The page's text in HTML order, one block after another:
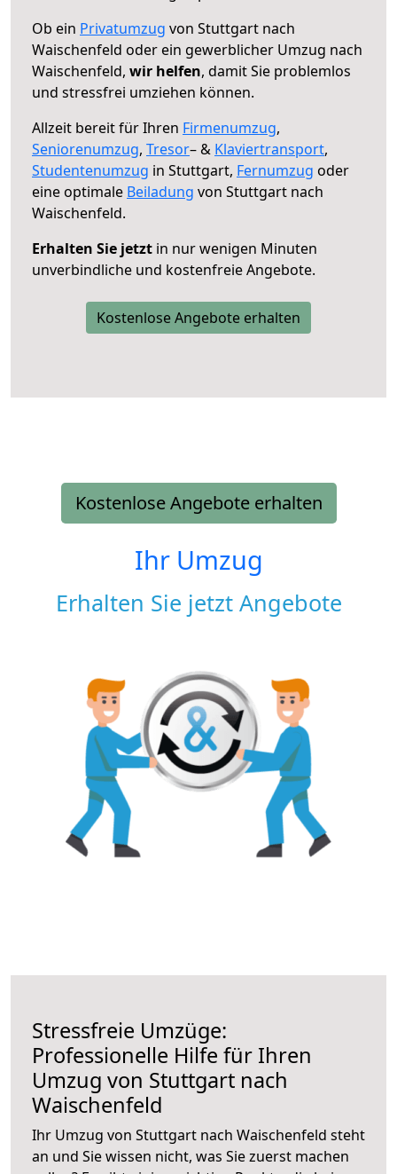
Ob ein Privatumzug von Stuttgart nach
Waischenfeld oder ein gewerblicher Umzug nach
Waischenfeld, wir helfen, damit Sie problemlos
und stressfrei umziehen können.
Allzeit bereit für Ihren Firmenumzug,
Seniorenumzug, Tresor– & Klaviertransport,
Studentenumzug in Stuttgart, Fernumzug oder
eine optimale Beiladung von Stuttgart nach
Waischenfeld.
Erhalten Sie jetzt in nur wenigen Minuten
unverbindliche und kostenfreie Angebote.
Kostenlose Angebote erhalten
Kostenlose Angebote erhalten
Ihr Umzug
Erhalten Sie jetzt Angebote
Stressfreie Umzüge:
Professionelle Hilfe für Ihren
Umzug von Stuttgart nach
Waischenfeld
Ihr Umzug von Stuttgart nach Waischenfeld steht
an und Sie wissen nicht, was Sie zuerst machen